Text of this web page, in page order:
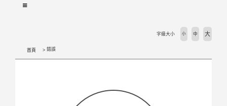
首頁 錯誤
字級大小 小 中 大